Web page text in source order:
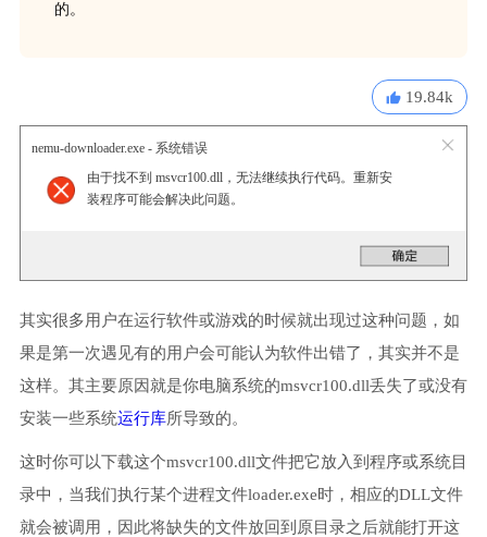
的。
19.84k
nemu-downloader.exe - 系统错误
由于找不到 msvcr100.dll，无法继续执行代码。重新安
装程序可能会解决此问题。
其实很多用户在运行软件或游戏的时候就出现过这种问题，如
果是第一次遇见有的用户会可能认为软件出错了，其实并不是
这样。其主要原因就是你电脑系统的msvcr100.dll丢失了或没有
安装一些系统运行库所导致的。
这时你可以下载这个msvcr100.dll文件把它放入到程序或系统目
录中，当我们执行某个进程文件loader.exe时，相应的DLL文件
就会被调用，因此将缺失的文件放回到原目录之后就能打开这